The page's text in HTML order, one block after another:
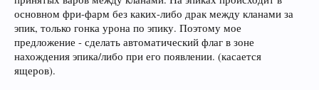
основном фри-фарм без каких-либо драк между кланами за
эпик, только гонка урона по эпику. Поэтому мое
предложение - сделать автоматический флаг в зоне
нахождения эпика/либо при его появлении. (касается
ящеров).